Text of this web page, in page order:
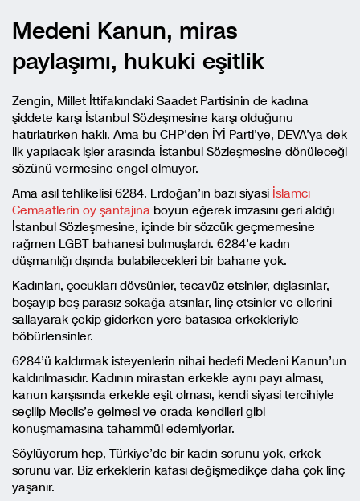
Medeni Kanun, miras
paylaşımı, hukuki eşitlik
Zengin, Millet İttifakındaki Saadet Partisinin de kadına
şiddete karşı İstanbul Sözleşmesine karşı olduğunu
hatırlatırken haklı. Ama bu CHP’den İYİ Parti’ye, DEVA’ya dek
ilk yapılacak işler arasında İstanbul Sözleşmesine dönüleceği
sözünü vermesine engel olmuyor.
Ama asıl tehlikelisi 6284. Erdoğan’ın bazı siyasi İslamcı
Cemaatlerin oy şantajına boyun eğerek imzasını geri aldığı
İstanbul Sözleşmesine, içinde bir sözcük geçmemesine
rağmen LGBT bahanesi bulmuşlardı. 6284’e kadın
düşmanlığı dışında bulabilecekleri bir bahane yok.
Kadınları, çocukları dövsünler, tecavüz etsinler, dışlasınlar,
boşayıp beş parasız sokağa atsınlar, linç etsinler ve ellerini
sallayarak çekip giderken yere batasıca erkekleriyle
böbürlensinler.
6284’ü kaldırmak isteyenlerin nihai hedefi Medeni Kanun’un
kaldırılmasıdır. Kadının mirastan erkekle aynı payı alması,
kanun karşısında erkekle eşit olması, kendi siyasi tercihiyle
seçilip Meclis’e gelmesi ve orada kendileri gibi
konuşmamasına tahammül edemiyorlar.
Söylüyorum hep, Türkiye’de bir kadın sorunu yok, erkek
sorunu var. Biz erkeklerin kafası değişmedikçe daha çok linç
yaşanır.